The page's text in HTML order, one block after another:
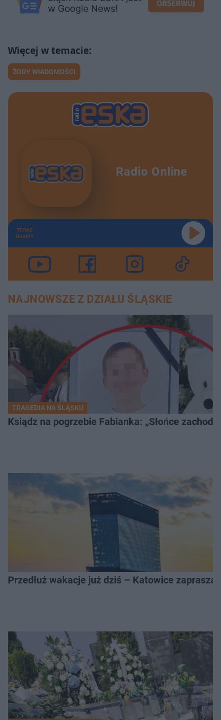
ŻORY WIADOMOŚCI
Radio Online
TERAZ
GRAMY
NAJNOWSZE Z DZIAŁU ŚLĄSKIE
TRAGEDIA NA ŚLĄSKU
Ksiądz na pogrzebie Fabianka: „Słońce
Przedłuż wakacje już dziś – Katowice